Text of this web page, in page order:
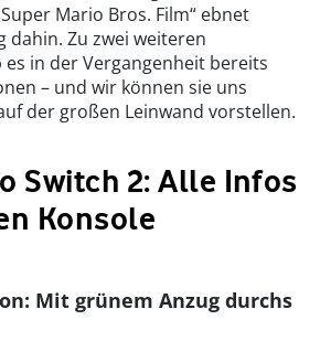
Mario Bros. Film“ ebnet
dahin. Zu zwei weiteren
in der Vergangenheit bereits
– und wir können sie uns
der großen Leinwand vorstellen.
Switch 2: Alle Infos
Konsole
Mit grünem Anzug durchs